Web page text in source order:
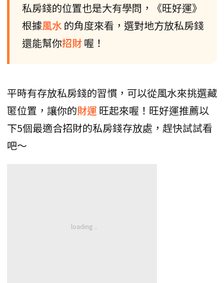
私房錢的位置也是大有學問，《旺好運》
根據風水的角度來看，選對地方放私房錢
還能幫你招財喔！
平時有存放私房錢的習慣，可以從風水來挑選藏
匿位置，讓你的財運 旺起來喔！旺好運推薦以
下5個最適合招財的私房錢存放處，趕快試試看
吧～